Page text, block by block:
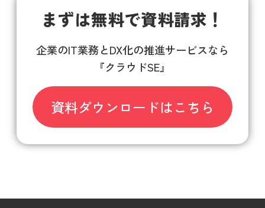
まずは無料で資料請求！
企業のIT業務とDX化の推進サービスなら
『クラウドSE』
資料ダウンロードはこちら